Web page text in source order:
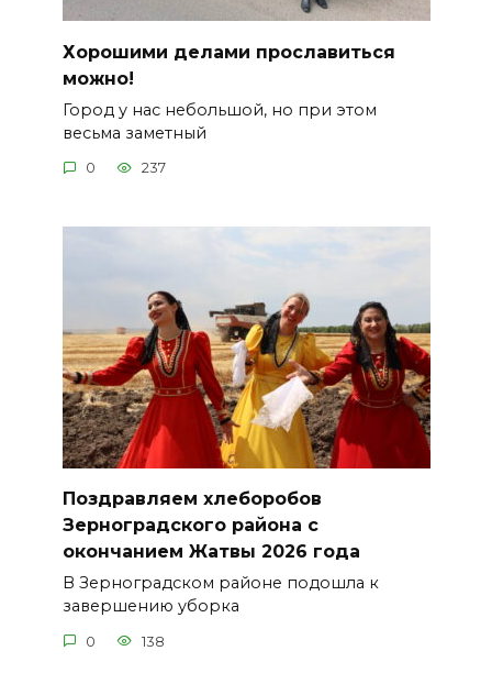
Хорошими делами прославиться
можно!
Город у нас небольшой, но при этом
весьма заметный
0 237
Поздравляем хлеборобов
Зерноградского района с
окончанием Жатвы 2026 года
В Зерноградском районе подошла к
завершению уборка
0 138